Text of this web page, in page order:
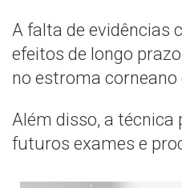
A falta de evidências
efeitos de longo
no estroma
Além disso, a técnica
futuros exames e